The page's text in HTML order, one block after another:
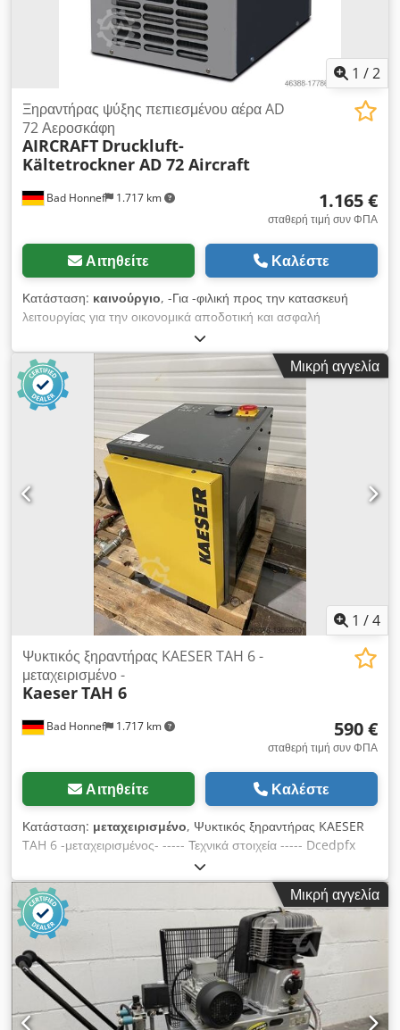
1 /2
Bad Honnef 1.717 km
Ξηραντήρας ψύξης πεπιεσμένου αέρα AD
72 Αεροσκάφη
AIRCRAFT Druckluft-
Kältetrockner AD 72 Aircraft
1.165 €
σταθερή τιμή συν ΦΠΑ
Αιτηθείτε Καλέστε
Κατάσταση: καινούργιο, -Για -φιλική προς την κατασκευή
λειτουργίας για την οικονομικά αποδοτική και ασφαλή
λειτουργία -η ταχύτητα του ανεμιστήρα που ελέγχεται από 0
-100%, έτσι ο κανονικά χρησιμοποιούμενος διακόπτης πίεσης
δεν απαιτείται πλέον και ο θερμοστάτης για τον έλεγχο του
ανεμιστήρα - -Με την ενσωματωμένη αυτόματη αποστράγγιση
των πλεονεκτημάτων με μια ματιά -υψηλή σχέση κόστους
-αποτελεσματικότητας -εξαιρετική αναλογία τιμής -απόδοσης
-μη απαραίτητες απώλειες αεροσκαφών Gewerbheve excy -
comcraft overbhe. , Αυστρία - Ροή όγκου αέρα L/min: 1200
l/min - Ροή όγκου αέρα m³/h: 72 m³/h - Μέγιστη πίεση: 16
bar - Σύνδεση αέρα: 1/2 " - Περίληψη ισχύος: 0.2 kW
Διαστάσεις και βάρος: Dsdpfx Ameu T Hrvsnsck
Μικρή αγγελία
1 /4
Bad Honnef 1.717 km
Ψυκτικός ξηραντήρας KAESER TAH 6 -
μεταχειρισμένο -
KaeserTAH 6
590 €
σταθερή τιμή συν ΦΠΑ
Αιτηθείτε Καλέστε
Κατάσταση: μεταχειρισμένο, Ψυκτικός ξηραντήρας KAESER
TAH 6 -μεταχειρισμένος- ----- Τεχνικά στοιχεία ----- Dcedpfx
Aowziflomnek Μέγιστη πίεση: 16 bar, Τροφοδοσία ρεύματος:
230 Volt
Μικρή αγγελία